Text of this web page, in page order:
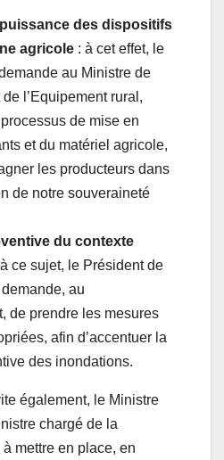
puissance des dispositifs
agricole : à cet effet, le
au Ministre de
de l’Equipement rural,
de mise en
et du matériel agricole,
les producteurs dans
de notre souveraineté
du contexte
ce sujet, le Président de
au
de prendre les mesures
afin d’accentuer la
des inondations.
également, le Ministre
chargé de la
mettre en place, en